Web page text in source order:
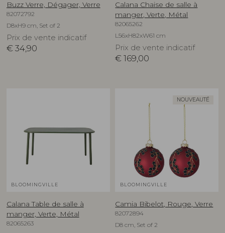
Buzz Verre, Dégager, Verre
82072792
D8xH9 cm, Set of 2
Prix de vente indicatif
€ 34,90
Calana Chaise de salle à
manger, Verte, Métal
82065262
L56xH82xW61 cm
Prix de vente indicatif
€ 169,00
BLOOMINGVILLE
Calana Table de salle à
manger, Verte, Métal
82065263
NOUVEAUTÉ
BLOOMINGVILLE
Camia Bibelot, Rouge, Verre
82072894
D8 cm, Set of 2